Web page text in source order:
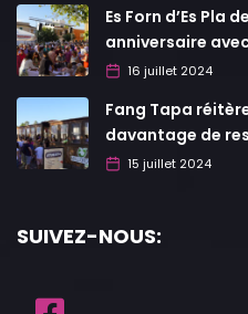
Es Forn d’Es Pla
anniversaire
16 juillet 2024
Fang Tapa
davantage de
15 juillet 2024
SUIVEZ-NOUS: